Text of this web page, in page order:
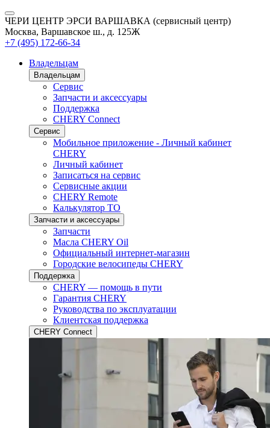
ЧЕРИ ЦЕНТР ЭРСИ ВАРШАВКА (сервисный центр)
Москва, Варшавское ш., д. 125Ж
+7 (495) 172-66-34
Владельцам
Владельцам
Сервис
Запчасти и аксессуары
Поддержка
CHERY Connect
Сервис
Мобильное приложение - Личный кабинет
CHERY
Личный кабинет
Записаться на сервис
Сервисные акции
CHERY Remote
Калькулятор ТО
Запчасти и аксессуары
Запчасти
Масла CHERY Oil
Официальный интернет-магазин
Городские велосипеды CHERY
Поддержка
CHERY — помощь в пути
Гарантия CHERY
Руководства по эксплуатации
Клиентская поддержка
CHERY Connect